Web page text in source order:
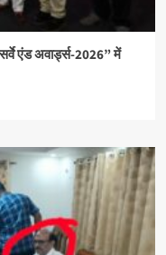
एंड अवार्ड्स-2026” में